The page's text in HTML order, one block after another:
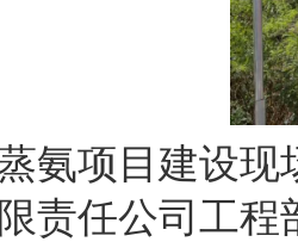
氨项目建设
责任公司工